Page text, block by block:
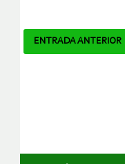
Navegador
ENTRADA ANTERIOR